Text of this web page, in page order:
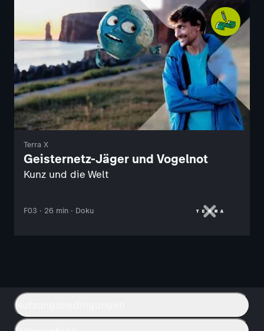
Terra X
Geisternetz-Jäger und Vogelnot
Kunz und die Welt
F03 · 26 min · Doku
Nutzungsbedingungen